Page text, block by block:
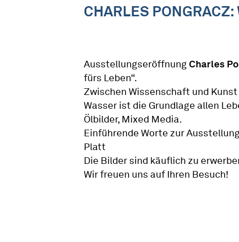
CHARLES
Ausstellungseröffnung Charles
fürs Leben“.
Zwischen Wissenschaft und Kunst
Wasser ist die Grundlage allen
Ölbilder, Mixed Media.
Einführende Worte zur
Platt
Die Bilder sind käuflich zu
Wir freuen uns auf Ihren Besuch!